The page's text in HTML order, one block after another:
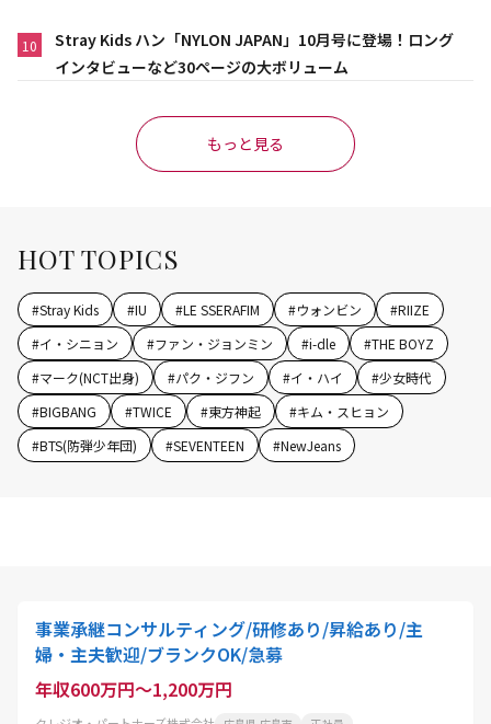
10
Stray Kids ハン「NYLON JAPAN」10月号に登場！ロング
インタビューなど30ページの大ボリューム
もっと見る
HOT TOPICS
#Stray Kids #IU #LE SSERAFIM #ウォンビン #RIIZE
#イ・シニョン #ファン・ジョンミン #i-dle #THE BOYZ
#マーク(NCT出身) #パク・ジフン #イ・ハイ #少女時代
#BIGBANG #TWICE #東方神起 #キム・スヒョン
#BTS(防弾少年団) #SEVENTEEN #NewJeans
事業承継コンサルティング/研修あり/昇給あり/主
婦・主夫歓迎/ブランクOK/急募
年収600万円～1,200万円